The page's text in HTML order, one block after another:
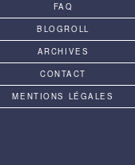
FAQ
BLOGROLL
ARCHIVES
CONTACT
MENTIONS LÉGALES